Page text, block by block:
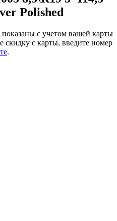
Polished
с учетом вашей карты
скидку с карты, введите номер
.